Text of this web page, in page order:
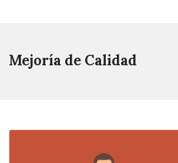
Mejoría de Calidad